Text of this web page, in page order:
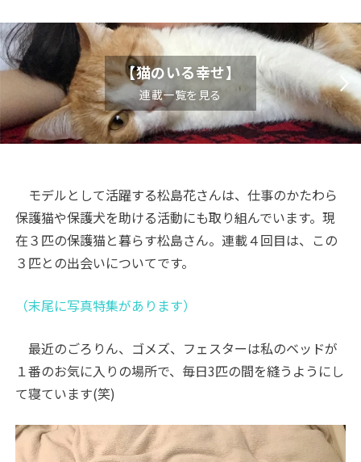
【猫のいる幸せ】
連載一覧を見る
モデルとして活躍する松島花さんは、仕事のかたわら
保護猫や保護犬を助ける活動にも取り組んでいます。現
在３匹の保護猫と暮らす松島さん。連載４回目は、この
３匹との出会いについてです。
（末尾に写真特集があります）
最近のごろりん、ゴメズ、フェスターは私のベッドが
１番のお気に入りの場所で、毎日3匹の間を縫うようにし
て寝ています(笑)